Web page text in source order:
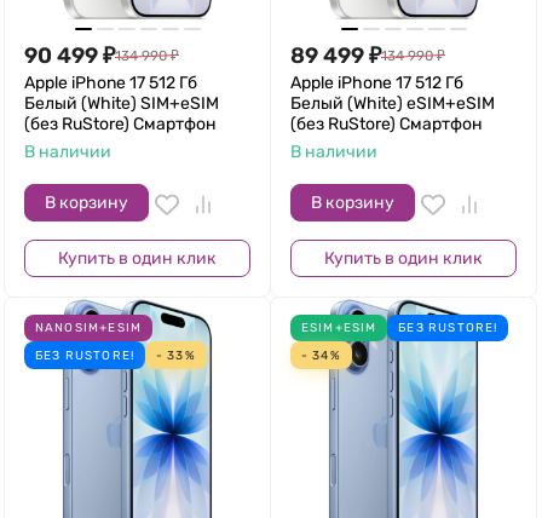
90 499₽134 990 ₽
Apple iPhone 17 512 Гб
Белый (White) SIM+eSIM
(без RuStore) Смартфон
В наличии
В корзину
Купить в один клик
89 499₽134 990 ₽
Apple iPhone 17 512 Гб
Белый (White) eSIM+eSIM
(без RuStore) Смартфон
В наличии
В корзину
Купить в один клик
NANOSIM+ESIM
БЕЗ RUSTORE!
- 33%
ESIM+ESIM
БЕЗ RUSTORE!
- 34%